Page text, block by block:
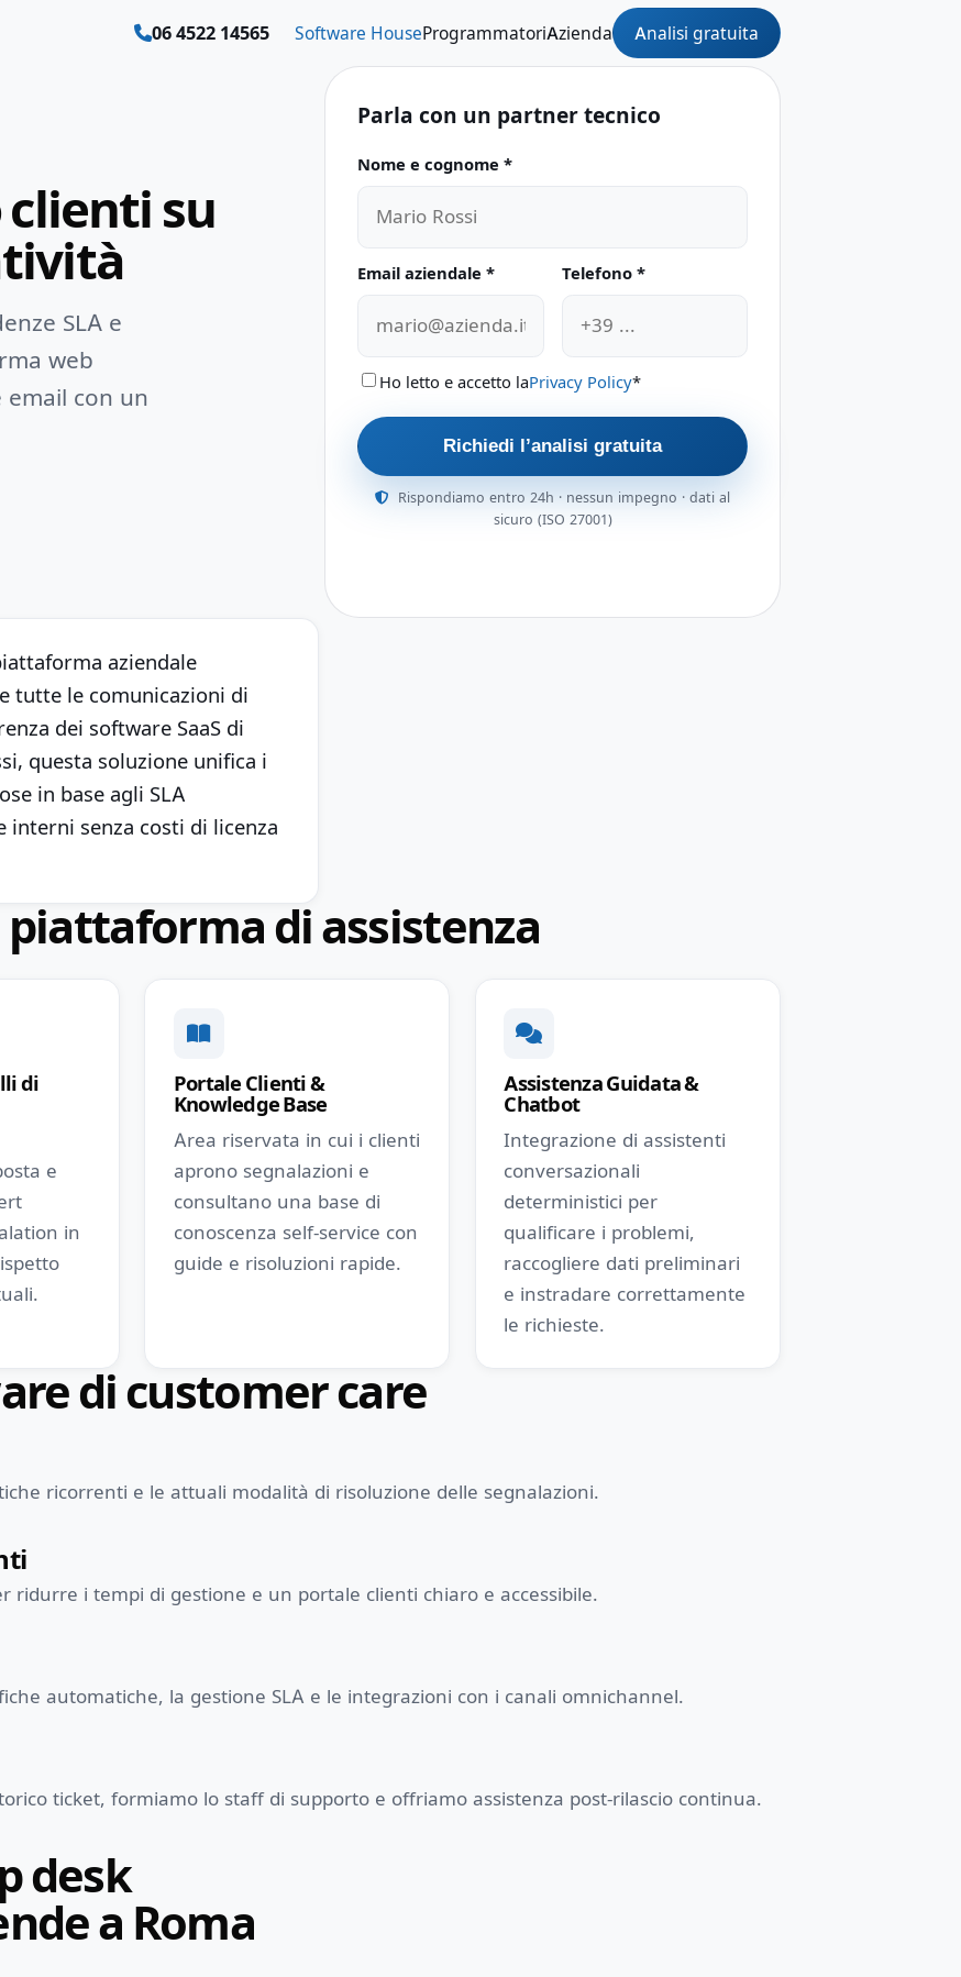
06 4522 14565 Software HouseProgrammatoriAzienda Analisi gratuita
su
SLA e
web
email con un
Parla con un partner tecnico
Non compilare questo campo
Nome e cognome *
Email aziendale * Telefono *
Ho letto e accetto laPrivacy Policy*
Richiedi l’analisi gratuita
Rispondiamo entro 24h · nessun impegno · dati al
sicuro (ISO 27001)
aziendale
tutte le comunicazioni di
dei software SaaS di
questa soluzione unifica i
in base agli SLA
senza costi di licenza
di assistenza
di
e
in
Portale Clienti &
Knowledge Base
Area riservata in cui i clienti
aprono segnalazioni e
consultano una base di
conoscenza self-service con
guide e risoluzioni rapide.
Assistenza Guidata &
Chatbot
Integrazione di assistenti
conversazionali
deterministici per
qualificare i problemi,
raccogliere dati preliminari
e instradare correttamente
le richieste.
di customer care
ricorrenti e le attuali modalità di risoluzione delle segnalazioni.
ridurre i tempi di gestione e un portale clienti chiaro e accessibile.
automatiche, la gestione SLA e le integrazioni con i canali omnichannel.
ticket, formiamo lo staff di supporto e offriamo assistenza post-rilascio continua.
desk
a Roma